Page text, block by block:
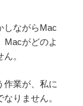
しながらMac
Macがどのよ
。
作業が、私に
りません。